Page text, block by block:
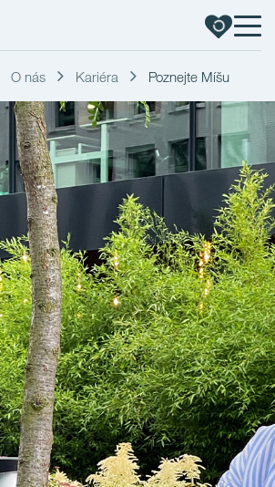
O nás Kariéra Poznejte Míšu